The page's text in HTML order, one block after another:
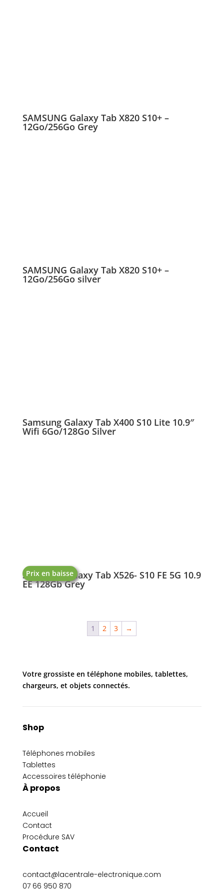
SAMSUNG Galaxy Tab X820 S10+ –
12Go/256Go Grey
SAMSUNG Galaxy Tab X820 S10+ –
12Go/256Go silver
Samsung Galaxy Tab X400 S10 Lite 10.9″
Wifi 6Go/128Go Silver
Prix en baisse
Samsung Galaxy Tab X526- S10 FE 5G 10.9
EE 128Gb Grey
1 2 3 →
Votre grossiste en téléphone mobiles, tablettes,
chargeurs, et objets connectés.
Shop
Téléphones mobiles
Tablettes
Accessoires téléphonie
À propos
Accueil
Contact
Procédure SAV
Contact
contact@lacentrale-electronique.com
07 66 950 870